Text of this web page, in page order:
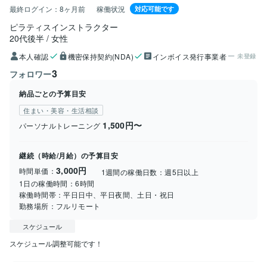
最終ログイン： 8ヶ月前 稼働状況 対応可能です
ピラティスインストラクター
20代後半 女性
本人確認 機密保持契約(NDA) インボイス発行事業者 未登録
フォロワー3
納品ごとの予算目安
住まい・美容・生活相談
パーソナルトレーニング 1,500円〜
継続（時給/月給）の予算目安
時間単価： 3,000円 1週間の稼働日数：週5日以上
1日の稼働時間：6時間
稼働時間帯：平日日中、平日夜間、土日・祝日
勤務場所： フルリモート
スケジュール
スケジュール調整可能です！